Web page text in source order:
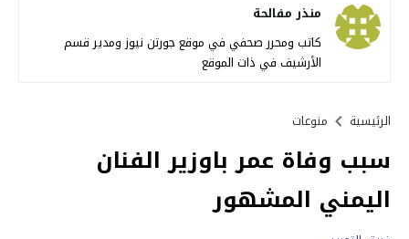
منذر مفالحة
كاتب ومحرر صحفي في موقع جورتن نيوز ومدير قسم
الأرشيف في ذات الموقع
الرئيسية منوعات
سبب وفاة عمر باوزير الفنان
اليمني المشهور